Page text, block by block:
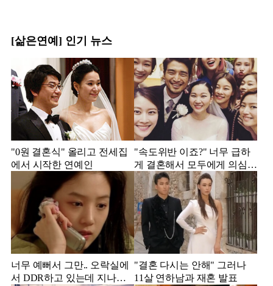
[삶은연예] 인기 뉴스
"0원 결혼식" 올리고 전세집
에서 시작한 연예인
"속도위반 이죠?" 너무 급하
게 결혼해서 모두에게 의심
받았던 스타
너무 예뻐서 그만.. 오락실에
서 DDR하고 있는데 지나가
"결혼 다시는 안해" 그러나
11살 연하남과 재혼 발표